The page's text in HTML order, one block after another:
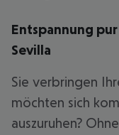
Entspannung
Sevilla
Sie verbringen
möchten sich
auszuruhen?